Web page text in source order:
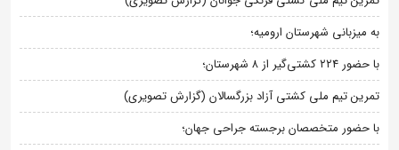
به میزبانی شهرستان ارومیه؛
با حضور ۲۲۴ کشتی‌گیر از ۸ شهرستان؛
تمرین تیم ملی کشتی آزاد بزرگسالان (گزارش تصویری)
با حضور متخصصان برجسته جراحی جهان؛